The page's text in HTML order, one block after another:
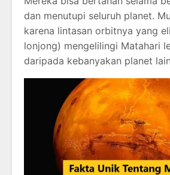
dan menutupi seluruh planet.
karena lintasan orbitnya yang
lonjong) mengelilingi Matahari
daripada kebanyakan planet